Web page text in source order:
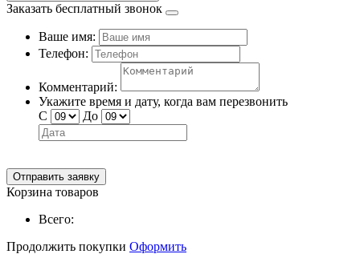
Заказать бесплатный звонок
Ваше имя:
Телефон:
Комментарий:
Укажите время и дату, когда вам перезвонить
С
До
Отправить заявку
Корзина товаров
Всего:
Продолжить покупки Оформить